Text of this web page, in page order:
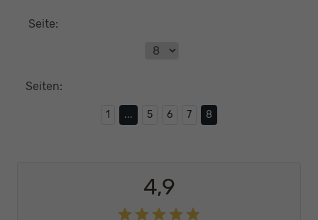
Seite:
Seiten:
1 ... 5 6 7 8
4,9